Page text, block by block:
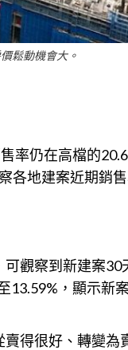
鬆動機會大。
率仍在高檔的
各地建案近期銷售
觀察到新建案30
13.59%，顯示新
得很好、轉變為